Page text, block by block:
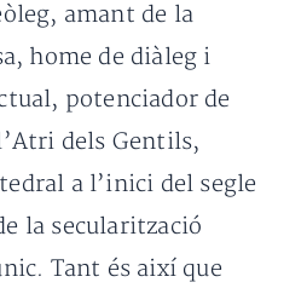
amant de la
home de diàleg i
potenciador de
dels Gentils,
a l’inici del segle
la secularització
Tant és així que